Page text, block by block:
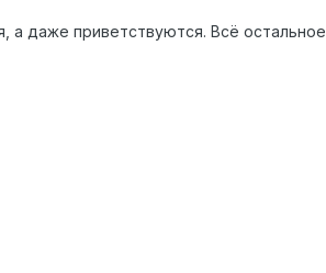
а даже приветствуются. Всё остальное